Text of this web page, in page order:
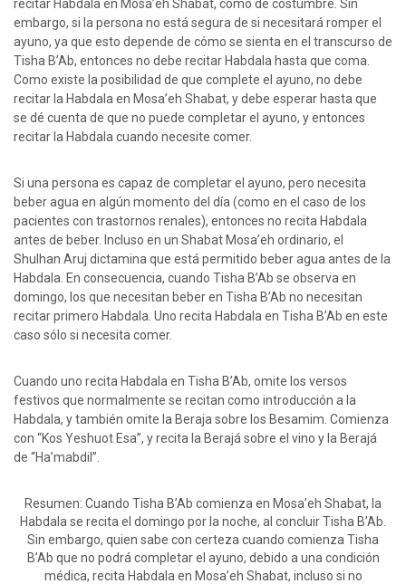
recitar Habdala en Mosa’eh Shabat, como de costumbre. Sin
embargo, si la persona no está segura de si necesitará romper el
ayuno, ya que esto depende de cómo se sienta en el transcurso de
Tisha B’Ab, entonces no debe recitar Habdala hasta que coma.
Como existe la posibilidad de que complete el ayuno, no debe
recitar la Habdala en Mosa’eh Shabat, y debe esperar hasta que
se dé cuenta de que no puede completar el ayuno, y entonces
recitar la Habdala cuando necesite comer.
Si una persona es capaz de completar el ayuno, pero necesita
beber agua en algún momento del día (como en el caso de los
pacientes con trastornos renales), entonces no recita Habdala
antes de beber. Incluso en un Shabat Mosa’eh ordinario, el
Shulhan Aruj dictamina que está permitido beber agua antes de la
Habdala. En consecuencia, cuando Tisha B’Ab se observa en
domingo, los que necesitan beber en Tisha B’Ab no necesitan
recitar primero Habdala. Uno recita Habdala en Tisha B’Ab en este
caso sólo si necesita comer.
Cuando uno recita Habdala en Tisha B’Ab, omite los versos
festivos que normalmente se recitan como introducción a la
Habdala, y también omite la Beraja sobre los Besamim. Comienza
con “Kos Yeshuot Esa”, y recita la Berajá sobre el vino y la Berajá
de “Ha’mabdil”.
Resumen: Cuando Tisha B’Ab comienza en Mosa’eh Shabat, la
Habdala se recita el domingo por la noche, al concluir Tisha B’Ab.
Sin embargo, quien sabe con certeza cuando comienza Tisha
B’Ab que no podrá completar el ayuno, debido a una condición
médica, recita Habdala en Mosa’eh Shabat, incluso si no